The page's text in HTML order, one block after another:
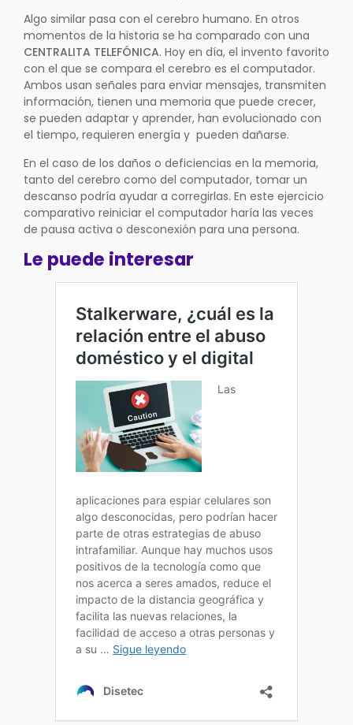
Algo similar pasa con el cerebro humano. En otros
momentos de la historia se ha comparado con una
CENTRALITA TELEFÓNICA. Hoy en día, el invento favorito
con el que se compara el cerebro es el computador.
Ambos usan señales para enviar mensajes, transmiten
información, tienen una memoria que puede crecer,
se pueden adaptar y aprender, han evolucionado con
el tiempo, requieren energía y pueden dañarse.
En el caso de los daños o deficiencias en la memoria,
tanto del cerebro como del computador, tomar un
descanso podría ayudar a corregirlas. En este ejercicio
comparativo reiniciar el computador haría las veces
de pausa activa o desconexión para una persona.
Le puede interesar